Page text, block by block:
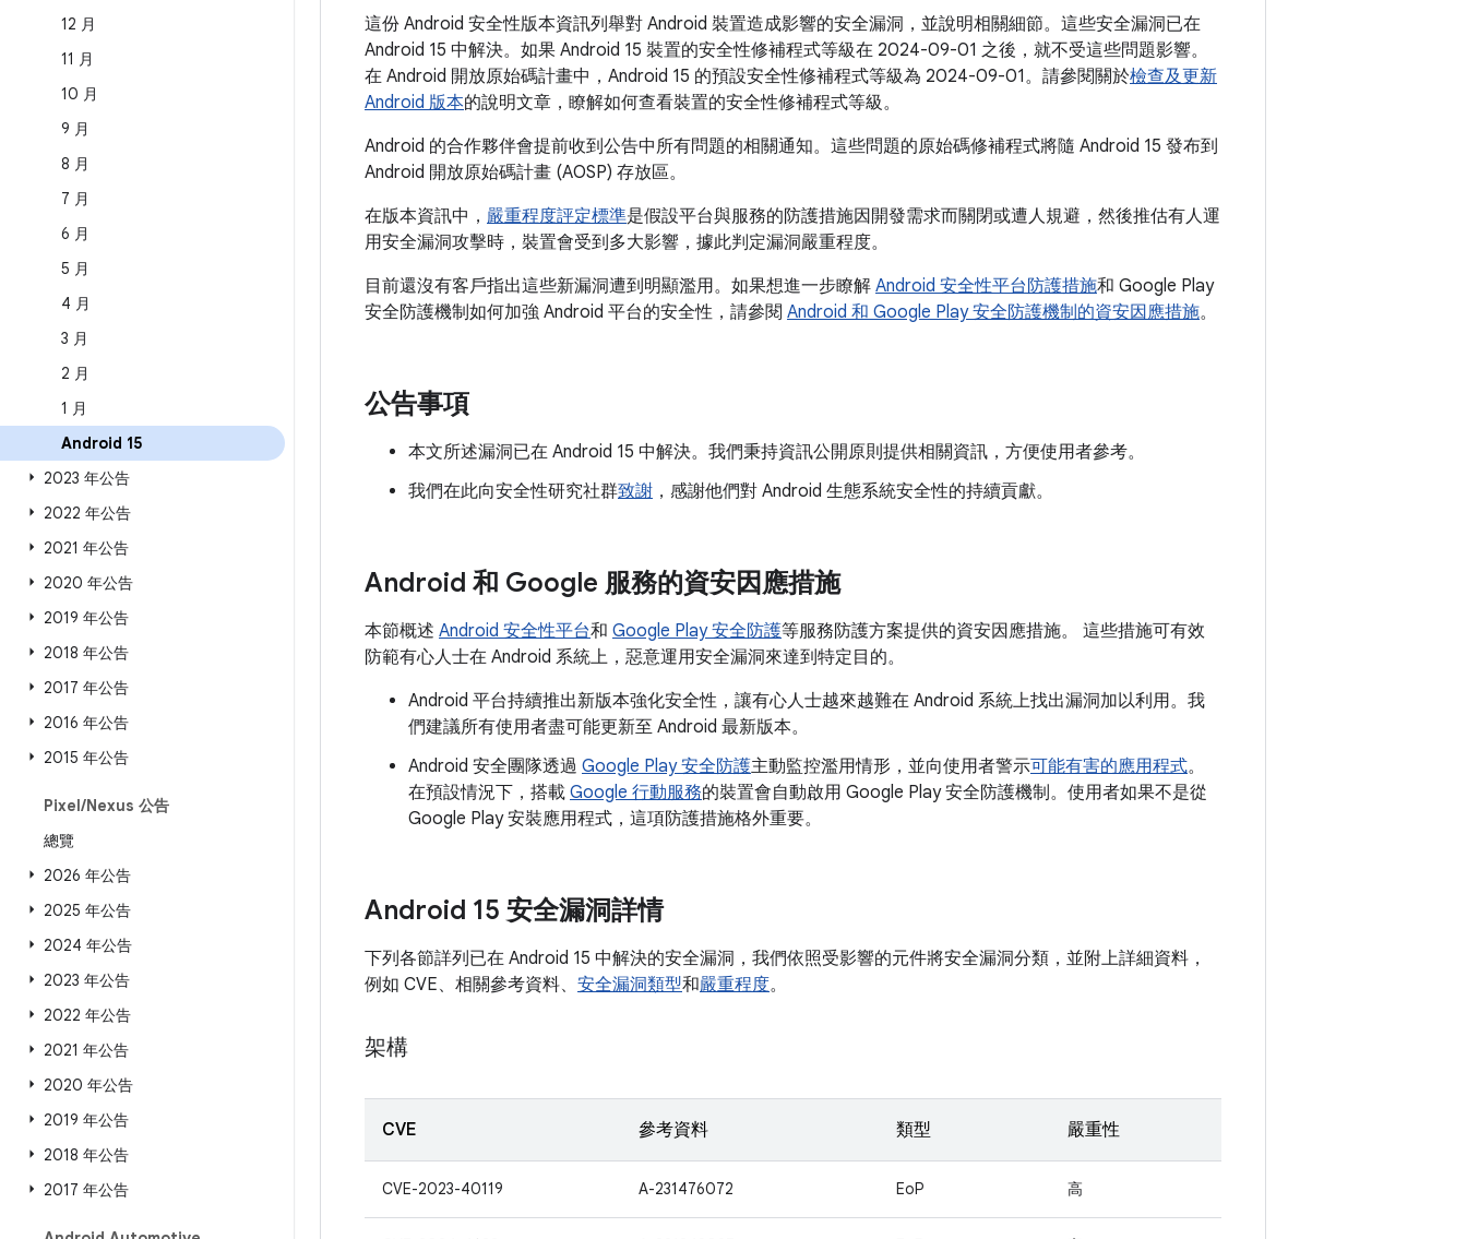
12 月
11 月
10 月
9 月
8 月
7 月
6 月
5 月
4 月
3 月
2 月
1 月
Android 15
2023 年公告
2022 年公告
2021 年公告
2020 年公告
2019 年公告
2018 年公告
2017 年公告
2016 年公告
2015 年公告
Pixel/Nexus 公告
總覽
2026 年公告
2025 年公告
2024 年公告
2023 年公告
2022 年公告
2021 年公告
2020 年公告
2019 年公告
2018 年公告
2017 年公告
這份 Android 安全性版本資訊列舉對 Android 裝置造成影響的安全漏洞，並說明相關細節。這些安全漏洞已在
Android 15 中解決。如果 Android 15 裝置的安全性修補程式等級在 2024-09-01 之後，就不受這些問題影響。
在 Android 開放原始碼計畫中，Android 15 的預設安全性修補程式等級為 2024-09-01。請參閱關於檢查及更新
Android 版本的說明文章，瞭解如何查看裝置的安全性修補程式等級。
Android 的合作夥伴會提前收到公告中所有問題的相關通知。這些問題的原始碼修補程式將隨 Android 15 發布到
Android 開放原始碼計畫 (AOSP) 存放區。
在版本資訊中， 嚴重程度評定標準是假設平台與服務的防護措施因開發需求而關閉或遭人規避，然後推估有人運
用安全漏洞攻擊時，裝置會受到多大影響，據此判定漏洞嚴重程度。
目前還沒有客戶指出這些新漏洞遭到明顯濫用。如果想進一步瞭解 Android 安全性平台防護措施和 Google Play
安全防護機制如何加強 Android 平台的安全性，請參閱 Android 和 Google Play 安全防護機制的資安因應措施。
公告事項
本文所述漏洞已在 Android 15 中解決。我們秉持資訊公開原則提供相關資訊，方便使用者參考。
我們在此向安全性研究社群致謝 ，感謝他們對 Android 生態系統安全性的持續貢獻。
Android 和 Google 服務的資安因應措施
本節概述 Android 安全性平台和 Google Play 安全防護等服務防護方案提供的資安因應措施。 這些措施可有效
防範有心人士在 Android 系統上，惡意運用安全漏洞來達到特定目的。
Android 平台持續推出新版本強化安全性，讓有心人士越來越難在 Android 系統上找出漏洞加以利用。我
們建議所有使用者盡可能更新至 Android 最新版本。
Android 安全團隊透過 Google Play 安全防護主動監控濫用情形，並向使用者警示可能有害的應用程式。
在預設情況下，搭載 Google 行動服務的裝置會自動啟用 Google Play 安全防護機制。使用者如果不是從
Google Play 安裝應用程式，這項防護措施格外重要。
Android 15 安全漏洞詳情
下列各節詳列已在 Android 15 中解決的安全漏洞，我們依照受影響的元件將安全漏洞分類，並附上詳細資料，
例如 CVE、相關參考資料、 安全漏洞類型和嚴重程度。
架構
CVE 參考資料 類型 嚴重性
CVE-2023-40119 A-231476072 EoP 高